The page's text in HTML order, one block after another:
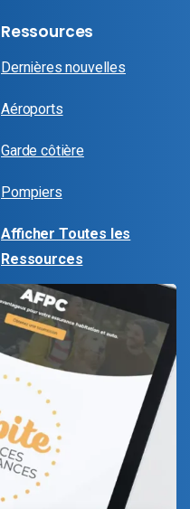
Ressources
Dernières nouvelles
Aéroports
Garde côtière
Pompiers
Afficher Toutes les
Ressources